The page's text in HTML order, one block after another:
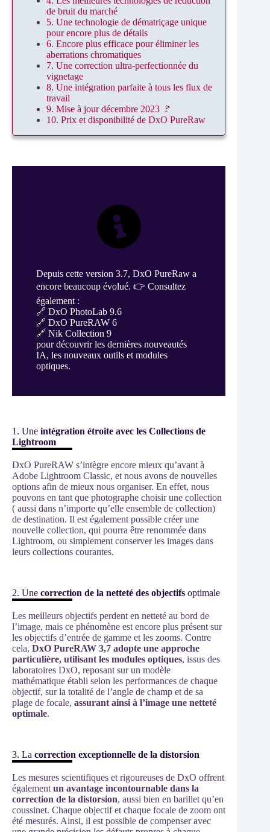
de bruit du marché
5. Une technologie de dématriçage unique
pour encore plus de détails
6. Encore plus efficace pour éliminer les
aberrations chromatiques
7. Une correction ultra-perfectionnée du
vignetage
8. Une intégration parfaite à tous les flux de
travail
9. Mise à jour décembre 2023 🚩
10. Prix et disponibilité de DxO PureRaw
Depuis cette version 3.7, DxO PureRaw a
encore beaucoup évolué. 👉 Consultez
également :
🔗 DxO PhotoLab 9.6
🔗 DxO PureRAW 6
🔗 Nik Collection 9
pour découvrir les dernières nouveautés
IA, les nouveaux outils et modules
optiques.
1. Une intégration étroite avec les Collections de
Lightroom
DxO PureRAW s’intègre encore mieux qu’avant à
Adobe Lightroom Classic, et nous avons de nouvelles
options afin de mieux nous organiser. En effet, nous
pouvons en tant que photographe choisir une collection
( aussi dans n’importe qu’elle ensemble de collection)
de destination. Il est également possible créer une
nouvelle collection, qui pourra être renommée dans
Lightroom, ou simplement conserver les images dans
leurs collections courantes.
2. Une correction de la netteté des objectifs optimale
Les meilleurs objectifs perdent en netteté au bord de
l’image, mais ce phénomène est encore plus présent sur
les objectifs d’entrée de gamme et les zooms. Contre
cela, DxO PureRAW 3,7 adopte une approche
particulière, utilisant les modules optiques, issus des
laboratoires DxO, reposant sur un modèle
mathématique établi selon les performances de chaque
objectif, sur la totalité de l’angle de champ et de sa
plage de focale, assurant ainsi à l’image une netteté
optimale.
3. La correction exceptionnelle de la distorsion
Les mesures scientifiques et rigoureuses de DxO offrent
également un avantage incontournable dans la
correction de la distorsion, aussi bien en barillet qu’en
coussinet. Chaque objectif et chaque focale de zoom ont
été mesurés. Ainsi, il est possible de compenser avec